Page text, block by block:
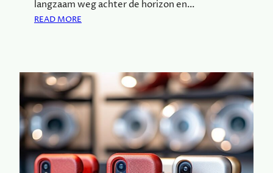
langzaam weg achter de horizon en…
READ MORE
R
O
M
O
E
N